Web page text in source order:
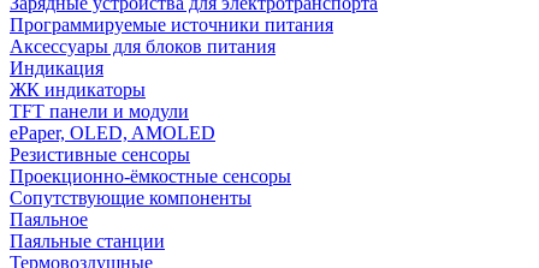
Программируемые источники питания
Аксессуары для блоков питания
Индикация
ЖК индикаторы
TFT панели и модули
ePaper, OLED, AMOLED
Резистивные сенсоры
Проекционно-ёмкостные сенсоры
Сопутствующие компоненты
Паяльное
Паяльные станции
Термовоздушные